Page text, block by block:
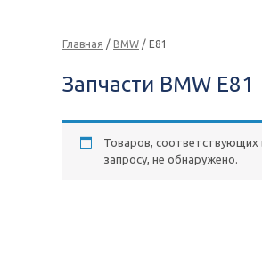
Главная / BMW / E81
Запчасти BMW E81
Товаров, соответствующих
запросу, не обнаружено.